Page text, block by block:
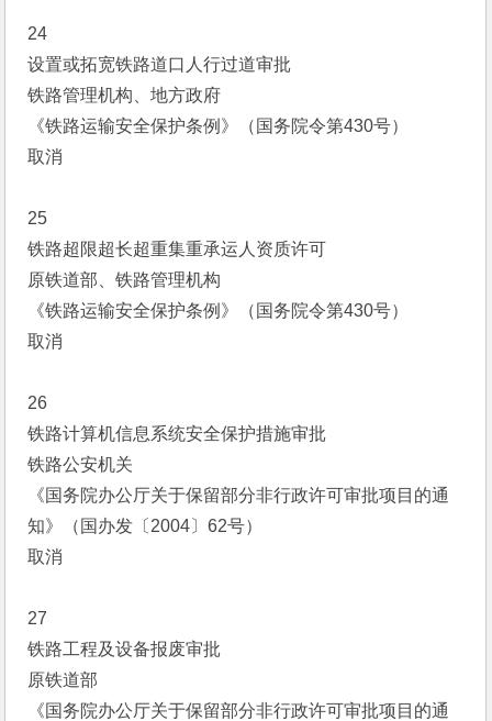
24
设置或拓宽铁路道口人行过道审批
铁路管理机构、地方政府
《铁路运输安全保护条例》（国务院令第430号）
取消
25
铁路超限超长超重集重承运人资质许可
原铁道部、铁路管理机构
《铁路运输安全保护条例》（国务院令第430号）
取消
26
铁路计算机信息系统安全保护措施审批
铁路公安机关
《国务院办公厅关于保留部分非行政许可审批项目的通
知》（国办发〔2004〕62号）
取消
27
铁路工程及设备报废审批
原铁道部
《国务院办公厅关于保留部分非行政许可审批项目的通